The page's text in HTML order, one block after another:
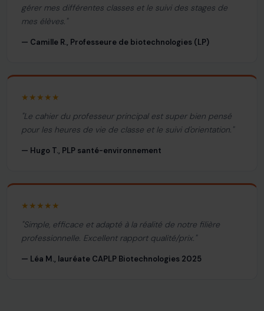
gérer mes différentes classes et le suivi des stages de
mes élèves."
— Camille R., Professeure de biotechnologies (LP)
★★★★★
"Le cahier du professeur principal est super bien pensé
pour les heures de vie de classe et le suivi d'orientation."
— Hugo T., PLP santé-environnement
★★★★★
"Simple, efficace et adapté à la réalité de notre filière
professionnelle. Excellent rapport qualité/prix."
— Léa M., lauréate CAPLP Biotechnologies 2025